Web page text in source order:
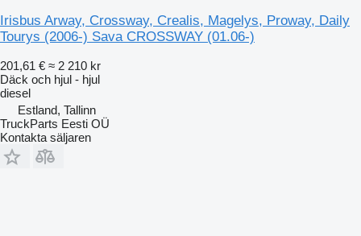
Irisbus Arway, Crossway, Crealis, Magelys, Proway, Daily
Tourys (2006-) Sava CROSSWAY (01.06-)
201,61 € ≈ 2 210 kr
Däck och hjul - hjul
diesel
Estland, Tallinn
TruckParts Eesti OÜ
Kontakta säljaren